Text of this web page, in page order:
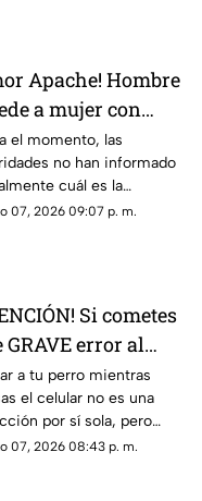
Apache! Hombre
a mujer con
y ella termina
[Video]
el momento, las
no han informado
cuál es la
legal del hombre ni
07, 2026 09:07 p. m.
Si cometes
GRAVE error al
a tu perro
ser multado
a tu perro mientras
el celular no es una
por sí sola, pero
una conducta durante el
07, 2026 08:43 p. m.